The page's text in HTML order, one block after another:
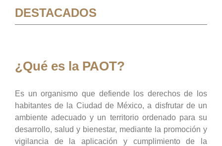
DESTACADOS
¿Qué es la PAOT?
Es un organismo que defiende los derechos de los
habitantes de la Ciudad de México, a disfrutar de un
ambiente adecuado y un territorio ordenado para su
desarrollo, salud y bienestar, mediante la promoción y
vigilancia de la aplicación y cumplimiento de la